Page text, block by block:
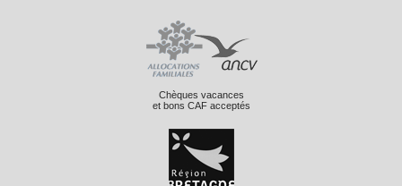
Chèques vacances
et bons CAF acceptés